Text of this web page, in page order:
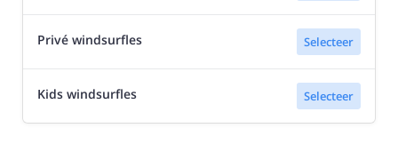
Privé windsurfles Selecteer
Kids windsurfles Selecteer